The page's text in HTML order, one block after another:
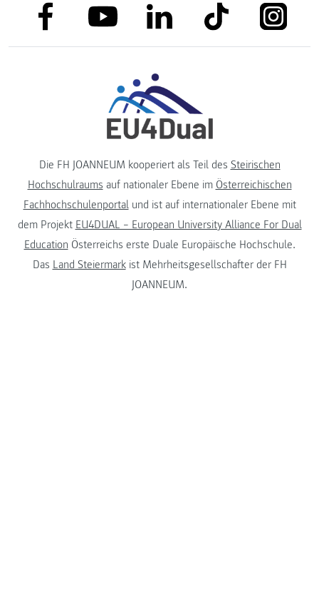
link to facebooklink to youtubelink to linkedinlink to tiktok link to
Die FH JOANNEUM kooperiert als Teil des Steirischen
Hochschulraums auf nationaler Ebene im Österreichischen
Fachhochschulenportalund ist auf internationaler Ebene mit
dem Projekt EU4DUAL – European University Alliance For Dual
Education Österreichs erste Duale Europäische Hochschule.
Das Land Steiermarkist Mehrheitsgesellschafter der FH
JOANNEUM.